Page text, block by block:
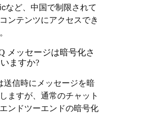
など、中国で制限されて
ンテンツにアクセスでき
メッセージは暗号化さ
ますか?
送信時にメッセージを暗
ますが、通常のチャット
ンドツーエンドの暗号化